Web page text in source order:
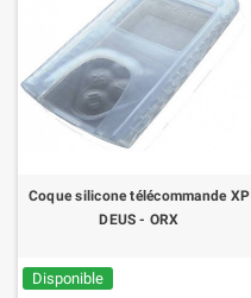
Coque silicone télécommande XP
DEUS - ORX
Disponible